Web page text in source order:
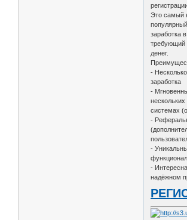
Это самый
заработка
требующий
денег.
-
заработка
-
системах
-
-
-
надёжном